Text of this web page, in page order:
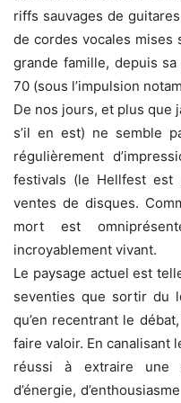
riffs sauvages de
de cordes vocales
grande famille, depuis
70 (sous l’impulsion
De nos jours, et plus que
s’il en est) ne semble
régulièrement
festivals (le Hellfest est
ventes de disques.
mort est
incroyablement vivant.
Le paysage actuel est
seventies que sortir du
qu’en recentrant le débat,
faire valoir. En canalisant
réussi à extraire une
d’énergie,